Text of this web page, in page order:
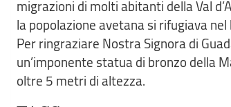
migrazioni di molti abitanti della Val
la popolazione avetana si rifugiava
Per ringraziare Nostra Signora di
un’imponente statua di bronzo della
oltre 5 metri di altezza.